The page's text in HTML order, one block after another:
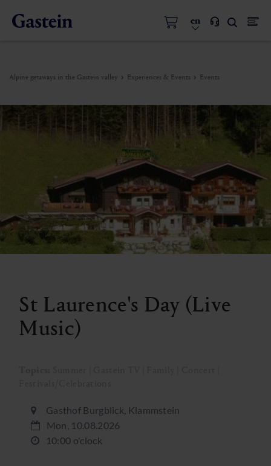
en
Alpine getaways in the Gastein valley Experiences & Events Events
St Laurence's Day (Live
Music)
Gasthof Burgblick, Klammstein
Mon, 10.08.2026
10:00 o'clock